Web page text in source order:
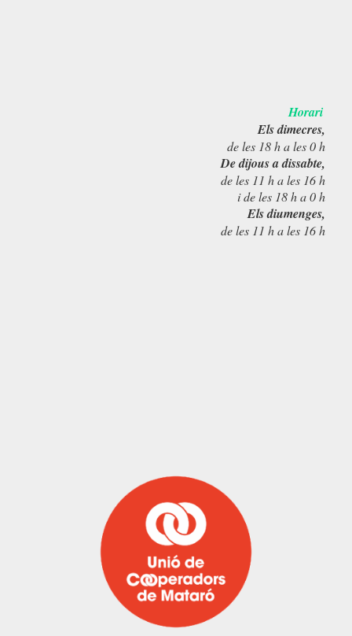
Horari
Els dimecres,
de les 18 h a les 0 h
De dijous a dissabte,
de les 11 h a les 16 h
i de les 18 h a 0 h
Els diumenges,
de les 11 h a les 16 h